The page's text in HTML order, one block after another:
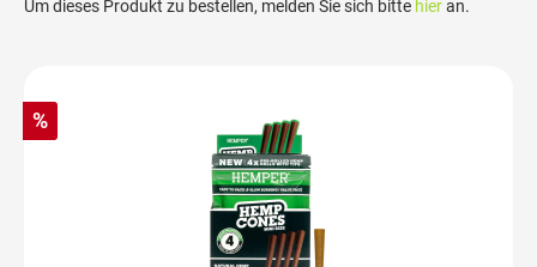
Um dieses Produkt zu bestellen, melden Sie sich bitte hieran.
%